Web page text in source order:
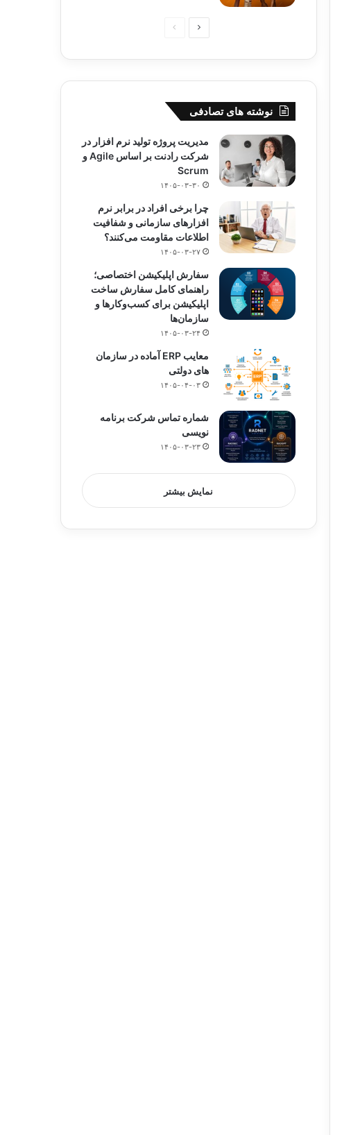
صفحه
صفحه
نوشته های تصادفی
مدیریت پروژه تولید نرم افزار در
شرکت رادنت بر اساس Agile و
Scrum
۱۴۰۵-۰۳-۳۰
چرا برخی افراد در برابر نرم
افزارهای سازمانی و شفافیت
اطلاعات مقاومت می‌کنند؟
۱۴۰۵-۰۳-۲۷
سفارش اپلیکیشن اختصاصی؛
راهنمای کامل سفارش ساخت
اپلیکیشن برای کسب‌وکارها و
سازمان‌ها
۱۴۰۵-۰۳-۲۴
معایب ERP آماده در سازمان
های دولتی
۱۴۰۵-۰۴-۰۳
شماره تماس شرکت برنامه
نویسی
۱۴۰۵-۰۳-۲۳
نمایش بیشتر